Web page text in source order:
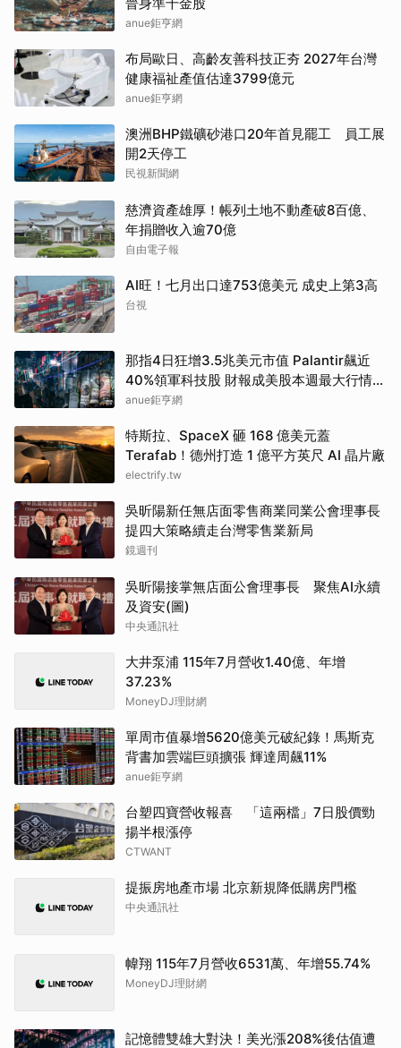
anue鉅亨網
布局歐日、高齡友善科技正夯 2027年台灣
健康福祉產值估達3799億元
anue鉅亨網
澳洲BHP鐵礦砂港口20年首見罷工 員工展
開2天停工
民視新聞網
慈濟資產雄厚！帳列土地不動產破8百億、
年捐贈收入逾70億
自由電子報
AI旺！七月出口達753億美元 成史上第3高
台視
那指4日狂增3.5兆美元市值 Palantir飆近
40%領軍科技股 財報成美股本週最大行情推
手
anue鉅亨網
特斯拉、SpaceX 砸 168 億美元蓋
Terafab！德州打造 1 億平方英尺 AI 晶片廠
electrify.tw
吳昕陽新任無店面零售商業同業公會理事長
提四大策略續走台灣零售業新局
鏡週刊
吳昕陽接掌無店面公會理事長 聚焦AI永續
及資安(圖)
中央通訊社
大井泵浦 115年7月營收1.40億、年增
37.23%
MoneyDJ理財網
單周市值暴增5620億美元破紀錄！馬斯克
背書加雲端巨頭擴張 輝達周飆11%
anue鉅亨網
台塑四寶營收報喜 「這兩檔」7日股價勁
揚半根漲停
CTWANT
提振房地產市場 北京新規降低購房門檻
中央通訊社
幃翔 115年7月營收6531萬、年增55.74%
MoneyDJ理財網
記憶體雙雄大對決！美光漲208%後估值遭